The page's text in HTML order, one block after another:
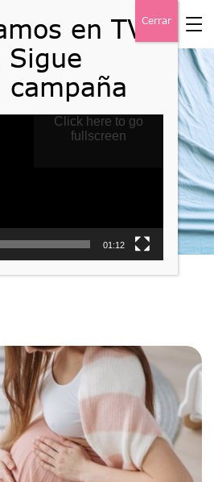
01:12
Click here to go
fullscreen